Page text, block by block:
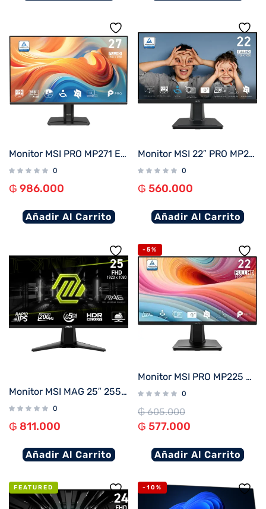
Monitor MSI PRO MP271 E14A 27″ 144Hz Full HD IPS
0
₲ 986.000
Añadir Al Carrito
Monitor MSI 22″ PRO MP225 100HZ
0
₲ 560.000
Añadir Al Carrito
Monitor MSI MAG 25″ 255F E20 IPS 200HZ
0
₲ 811.000
Añadir Al Carrito
-5%
Monitor MSI PRO MP225 E12VL 21.5″ FHD/100Hz/1ms
0
₲605.000
₲ 577.000
Añadir Al Carrito
FEATURED -10%